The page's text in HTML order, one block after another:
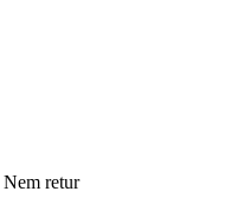
Nem retur